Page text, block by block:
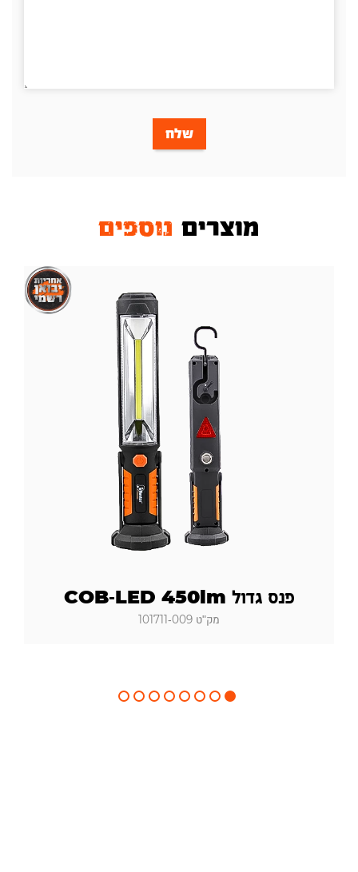
שלח
מוצרים נוספים
פנס גדול COB-LED 450lm
מק"ט 101711-009